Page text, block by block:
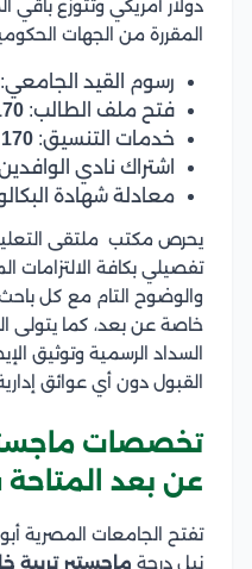
دولار أمريكي وتتوزع باقي
المقررة من الجهات
رسوم القيد الجامعي:
فتح ملف الطالب:
خدمات التنسيق: 170 دولار.
اشتراك نادي
معادلة شهادة
يحرص مكتب ملتقى
تفصيلي بكافة الالتزامات
والوضوح التام مع كل باحث
خاصة عن بعد، كما يتولى
السداد الرسمية وتوثيق
القبول دون أي عوائق
تخصصات
عن بعد
تفتح الجامعات المصرية
نيل درجة ماجستير تربية